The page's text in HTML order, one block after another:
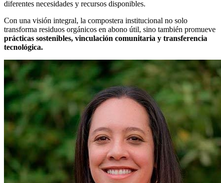
diferentes necesidades y recursos disponibles.
Con una visión integral, la compostera institucional no solo
transforma residuos orgánicos en abono útil, sino también promueve
prácticas sostenibles, vinculación comunitaria y transferencia
tecnológica.